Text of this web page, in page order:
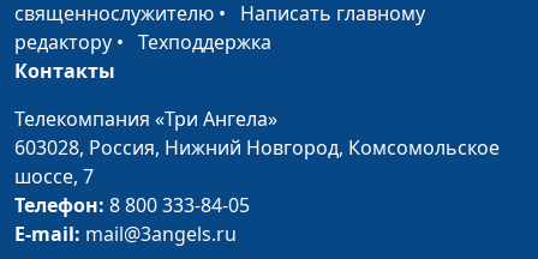
Просите и дано будет вам.
Евангелие от Луки 11:5-13
Ирина
Евангелие от Луки 9:37-43
Христос усмиряет бурю на озере.
Евангелие от Луки 8:22-25
Мария Магдалина выливает миро
священнослужителю • Написать главному
редактору • Техподдержка
Контакты
Телекомпания «Три Ангела»
603028, Россия, Нижний Новгород, Комсомольское
шоссе, 7
Телефон: 8 800 333-84-05
E-mail: mail@3angels.ru